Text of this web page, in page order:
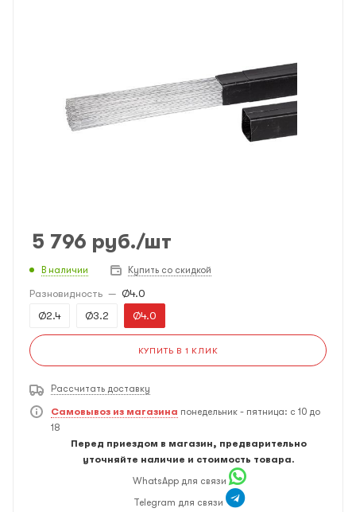
5 796 руб./шт
В наличии Купить со скидкой
Разновидность — Ø4.0
Ø2.4
Ø3.2 Ø4.0
КУПИТЬ В 1 КЛИК
Рассчитать доставку
Самовывоз из магазина понедельник - пятница: с 10 до
18
Перед приездом в магазин, предварительно
уточняйте наличие и стоимость товара.
WhatsApp для связи
Telegram для связи